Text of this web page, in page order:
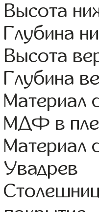
Высота
Глубина
Высота
Глубина
Материал
МДФ в
Материал
Увадрев